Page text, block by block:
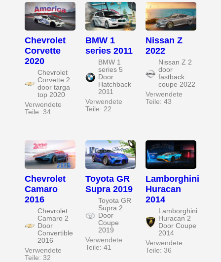
Chevrolet
Corvette
2020
Chevrolet
Corvette 2
door targa
top 2020
Verwendete
Teile: 34
BMW 1
series 2011
BMW 1
series 5
Door
Hatchback
2011
Verwendete
Teile: 22
Nissan Z
2022
Nissan Z 2
door
fastback
coupe 2022
Verwendete
Teile: 43
Chevrolet
Camaro
2016
Chevrolet
Camaro 2
Door
Convertible
2016
Verwendete
Teile: 32
Toyota GR
Supra 2019
Toyota GR
Supra 2
Door
Coupe
2019
Verwendete
Teile: 41
Lamborghini
Huracan
2014
Lamborghini
Huracan 2
Door Coupe
2014
Verwendete
Teile: 36